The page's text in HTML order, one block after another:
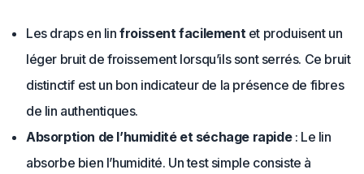
Les draps en linfroissent facilementet produisent un
léger bruit de froissement lorsqu’ils sont serrés. Ce bruit
distinctif est un bon indicateur de la présence de fibres
de lin authentiques.
Absorption de l’humidité et séchage rapide: Le lin
absorbe bien l’humidité. Un test simple consiste à